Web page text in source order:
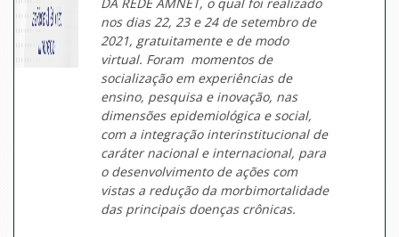
nos dias 22, 23 e 24 de setembro de
2021, gratuitamente e de modo
virtual. Foram momentos de
socialização em experiências de
ensino, pesquisa e inovação, nas
dimensões epidemiológica e social,
com a integração interinstitucional de
caráter nacional e internacional, para
o desenvolvimento de ações com
vistas a redução da morbimortalidade
das principais doenças crônicas.